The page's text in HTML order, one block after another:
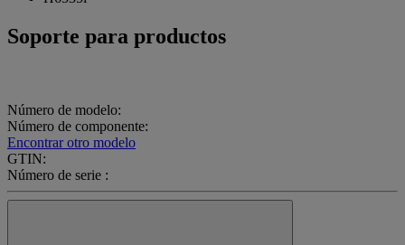
Soporte para productos
Número de modelo:
Número de componente:
Encontrar otro modelo
GTIN:
Número de serie :